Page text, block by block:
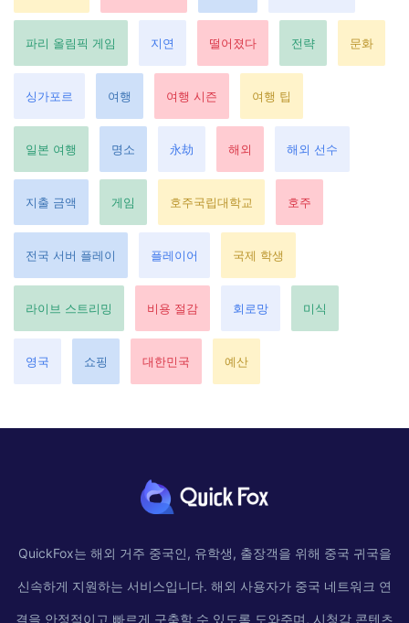
파리 올림픽 게임 지연 떨어졌다 전략 문화
싱가포르 여행 여행 시즌 여행 팁
일본 여행 명소 永劫 해외 해외 선수
지출 금액 게임 호주국립대학교 호주
전국 서버 플레이 플레이어 국제 학생
라이브 스트리밍 비용 절감 회로망 미식
영국 쇼핑 대한민국 예산
QuickFox는 해외 거주 중국인, 유학생, 출장객을 위해 중국 귀국을
신속하게 지원하는 서비스입니다. 해외 사용자가 중국 네트워크 연
결을 안정적이고 빠르게 구축할 수 있도록 도와주며, 시청각 콘텐츠